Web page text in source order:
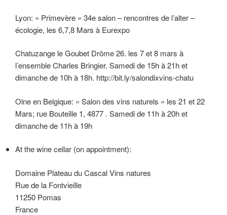
Lyon: « Primevère » 34e salon – rencontres de l’alter –
écologie, les 6,7,8 Mars à Eurexpo
Chatuzange le Goubet Drôme 26. les 7 et 8 mars à
l’ensemble Charles Bringier. Samedi de 15h à 21h et
dimanche de 10h à 18h. http://bit.ly/salondixvins-chatu
Olne en Belgique: « Salon des vins naturels » les 21 et 22
Mars; rue Bouteille 1, 4877 . Samedi de 11h à 20h et
dimanche de 11h à 19h
At the wine cellar (on appointment):
Domaine Plateau du Cascal Vins natures
Rue de la Fontvieille
11250 Pomas
France